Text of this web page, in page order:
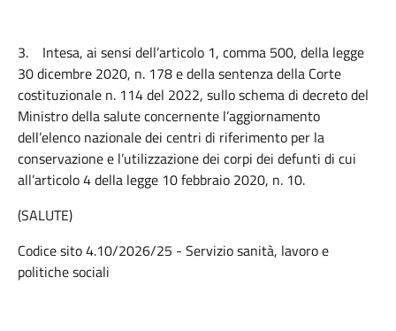
3. Intesa, ai sensi dell’articolo 1, comma 500, della legge
30 dicembre 2020, n. 178 e della sentenza della Corte
costituzionale n. 114 del 2022, sullo schema di decreto del
Ministro della salute concernente l’aggiornamento
dell’elenco nazionale dei centri di riferimento per la
conservazione e l’utilizzazione dei corpi dei defunti di cui
all’articolo 4 della legge 10 febbraio 2020, n. 10.
(SALUTE)
Codice sito 4.10/2026/25 - Servizio sanità, lavoro e
politiche sociali